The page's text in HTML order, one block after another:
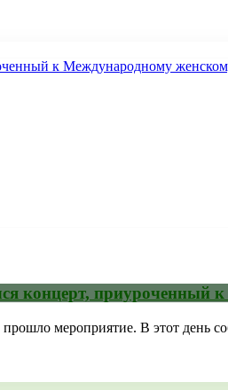
концерт,
мероприятие. В этот день